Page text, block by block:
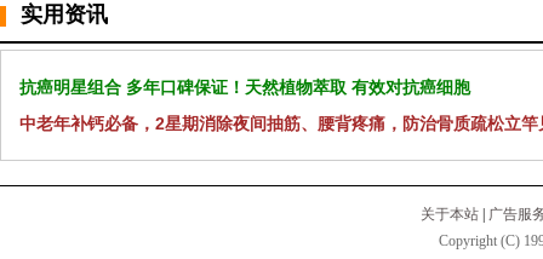
实用资讯
抗癌明星组合 多年口碑保证！天然植物萃取 有效对抗癌细胞
中老年补钙必备，2星期消除夜间抽筋、腰背疼痛，防治骨质疏松立竿
关于本站
广告服
Copyright (C)